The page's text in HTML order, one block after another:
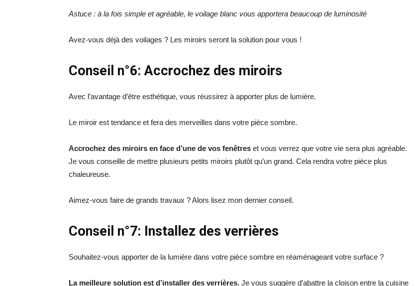
Astuce : à la fois simple et agréable, le voilage blanc vous apportera beaucoup de luminosité
Avez-vous déjà des voilages ? Les miroirs seront la solution pour vous !
Conseil n°6: Accrochez des miroirs
Avec l’avantage d’être esthétique, vous réussirez à apporter plus de lumière.
Le miroir est tendance et fera des merveilles dans votre pièce sombre.
Accrochez des miroirs en face d’une de vos fenêtres et vous verrez que votre vie sera plus agréable.
Je vous conseille de mettre plusieurs petits miroirs plutôt qu’un grand. Cela rendra votre pièce plus
chaleureuse.
Aimez-vous faire de grands travaux ? Alors lisez mon dernier conseil.
Conseil n°7: Installez des verrières
Souhaitez-vous apporter de la lumière dans votre pièce sombre en réaménageant votre surface ?
La meilleure solution est d’installer des verrières. Je vous suggère d’abattre la cloison entre la cuisine